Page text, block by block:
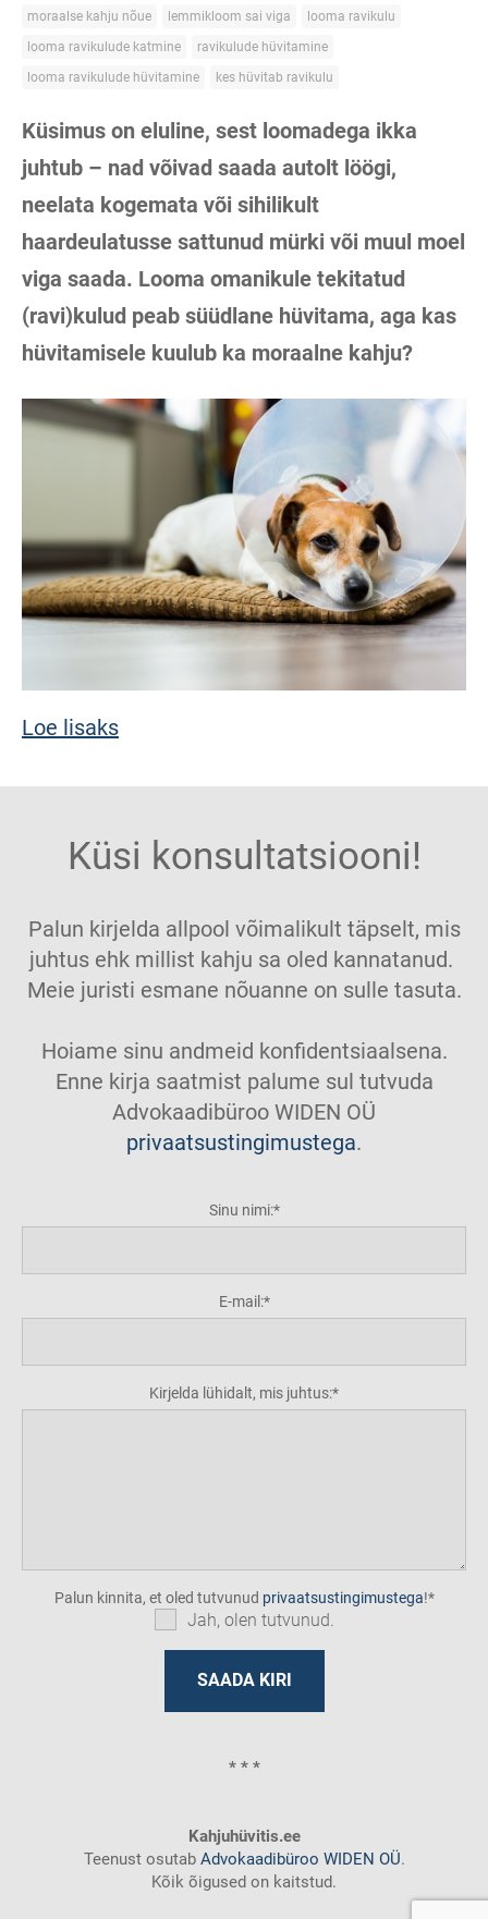
moraalse kahju nõue
lemmikloom sai viga
looma ravikulu
looma ravikulude katmine
ravikulude hüvitamine
looma ravikulude hüvitamine
kes hüvitab ravikulu
Küsimus on eluline, sest loomadega ikka
juhtub – nad võivad saada autolt löögi,
neelata kogemata või sihilikult
haardeulatusse sattunud mürki või muul moel
viga saada. Looma omanikule tekitatud
(ravi)kulud peab süüdlane hüvitama, aga kas
hüvitamisele kuulub ka moraalne kahju?
Loe lisaks
Küsi konsultatsiooni!
Palun kirjelda allpool võimalikult täpselt, mis
juhtus ehk millist kahju sa oled kannatanud.
Meie juristi esmane nõuanne on sulle tasuta.
Hoiame sinu andmeid konfidentsiaalsena.
Enne kirja saatmist palume sul tutvuda
Advokaadibüroo WIDEN OÜ
privaatsustingimustega.
Sinu nimi:
E-mail:
Kirjelda lühidalt, mis juhtus:
Palun kinnita, et oled tutvunud privaatsustingimustega!
Jah, olen tutvunud.
* * *
Kahjuhüvitis.ee
Teenust osutabAdvokaadibüroo WIDEN OÜ.
Kõik õigused on kaitstud.